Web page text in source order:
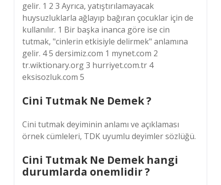
gelir. 1 2 3 Ayrıca, yatıştırılamayacak
huysuzluklarla ağlayıp bağıran çocuklar için de
kullanılır. 1 Bir başka inanca göre ise cin
tutmak, "cinlerin etkisiyle delirmek" anlamına
gelir. 4 5 dersimiz.com 1 mynet.com 2
tr.wiktionary.org 3 hurriyet.com.tr 4
eksisozluk.com 5
Cini Tutmak Ne Demek ?
Cini tutmak deyiminin anlamı ve açıklaması
örnek cümleleri, TDK uyumlu deyimler sözlüğü.
Cini Tutmak Ne Demek hangi
durumlarda onemlidir ?